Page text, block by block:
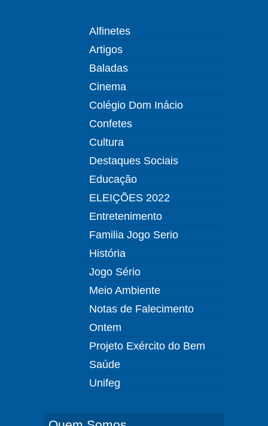
Alfinetes
Artigos
Baladas
Cinema
Colégio Dom Inácio
Confetes
Cultura
Destaques Sociais
Educação
ELEIÇÕES 2022
Entretenimento
Familia Jogo Serio
História
Jogo Sério
Meio Ambiente
Notas de Falecimento
Ontem
Projeto Exército do Bem
Saúde
Unifeg